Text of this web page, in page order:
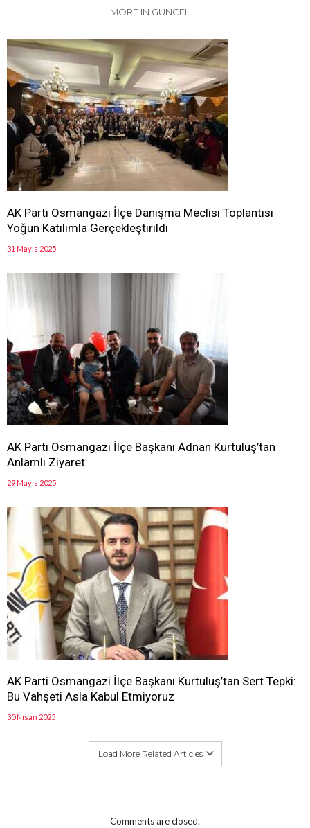
MORE IN GÜNCEL
AK Parti Osmangazi İlçe Danışma Meclisi Toplantısı
Yoğun Katılımla Gerçekleştirildi
31 Mayıs 2025
AK Parti Osmangazi İlçe Başkanı Adnan Kurtuluş’tan
Anlamlı Ziyaret
29 Mayıs 2025
AK Parti Osmangazi İlçe Başkanı Kurtuluş’tan Sert Tepki:
Bu Vahşeti Asla Kabul Etmiyoruz
30 Nisan 2025
Load More Related Articles
Comments are closed.